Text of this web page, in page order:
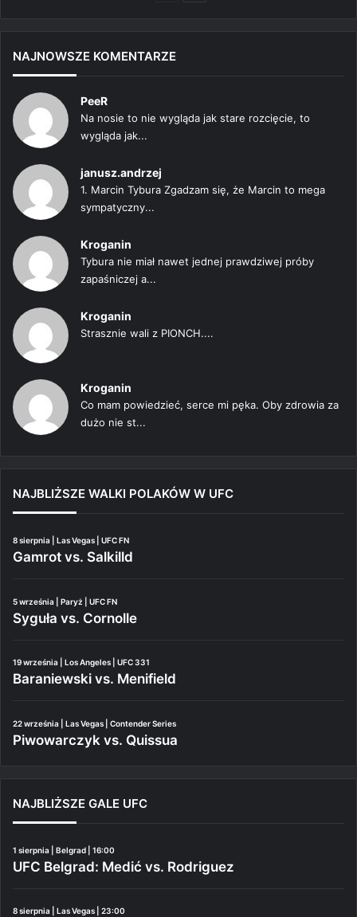
NAJNOWSZE KOMENTARZE
PeeR
Na nosie to nie wygląda jak stare rozcięcie, to
wygląda jak...
janusz.andrzej
1. Marcin Tybura Zgadzam się, że Marcin to mega
sympatyczny...
Kroganin
Tybura nie miał nawet jednej prawdziwej próby
zapaśniczej a...
Kroganin
Strasznie wali z PIONCH....
Kroganin
Co mam powiedzieć, serce mi pęka. Oby zdrowia za
dużo nie st...
NAJBLIŻSZE WALKI POLAKÓW W UFC
8 sierpnia | Las Vegas | UFC FN
Gamrot vs. Salkilld
5 września | Paryż | UFC FN
Syguła vs. Cornolle
19 września | Los Angeles | UFC 331
Baraniewski vs. Menifield
22 września | Las Vegas | Contender Series
Piwowarczyk vs. Quissua
NAJBLIŻSZE GALE UFC
1 sierpnia | Belgrad | 16:00
UFC Belgrad: Medić vs. Rodriguez
8 sierpnia | Las Vegas | 23:00